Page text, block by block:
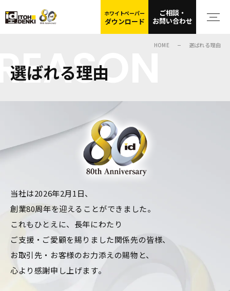
ホワイトペーパー
ダウンロード
ご相談・
お問い合わせ
HOME 選ばれる理由
選ばれる理由
当社は2026年2月1日、
創業80周年を迎えることができました。
これもひとえに、長年にわたり
ご支援・ご愛顧を賜りました関係先の皆様、
お取引先・お客様のお力添えの賜物と、
心より感謝申し上げます。